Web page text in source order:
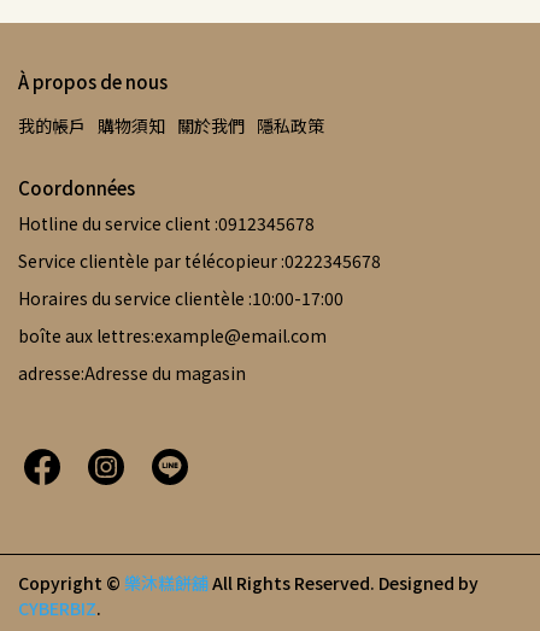
À propos de nous
我的帳戶 購物須知 關於我們 隱私政策
Coordonnées
Hotline du service client :0912345678
Service clientèle par télécopieur :0222345678
Horaires du service clientèle :10:00-17:00
boîte aux lettres:example@email.com
adresse:Adresse du magasin
Copyright © 樂沐糕餅舖All Rights Reserved. Designed by
CYBERBIZ.